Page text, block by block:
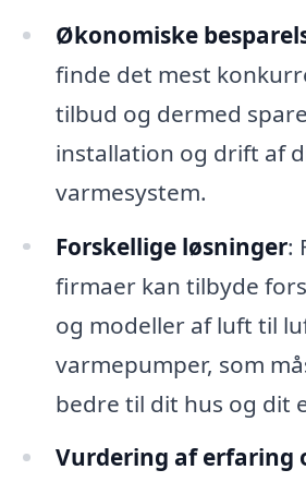
Økonomiske
finde det mest
tilbud og dermed
installation og drift af
varmesystem.
Forskellige løsninger:
firmaer kan tilbyde
og modeller af luft til
varmepumper, som
bedre til dit hus og dit
Vurdering af erfaring